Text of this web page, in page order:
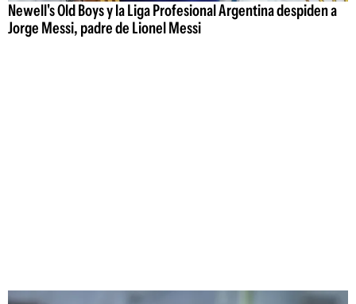
Newell's Old Boys y la Liga Profesional Argentina despiden a
Jorge Messi, padre de Lionel Messi